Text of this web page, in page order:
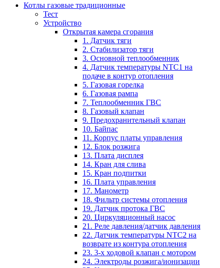
Котлы газовые традиционные
Тест
Устройство
Открытая камера сгорания
1. Датчик тяги
2. Стабилизатор тяги
3. Основной теплообменник
4. Датчик температуры NTC1 на
подаче в контур отопления
5. Газовая горелка
6. Газовая рампа
7. Теплообменник ГВС
8. Газовый клапан
9. Предохранительный клапан
10. Байпас
11. Корпус платы управления
12. Блок розжига
13. Плата дисплея
14. Кран для слива
15. Кран подпитки
16. Плата управления
17. Манометр
18. Фильтр системы отопления
19. Датчик протока ГВС
20. Циркуляционный насос
21. Реле давления/датчик давления
22. Датчик температуры NTC2 на
возврате из контура отопления
23. 3-х ходовой клапан с мотором
24. Электроды розжига/ионизации